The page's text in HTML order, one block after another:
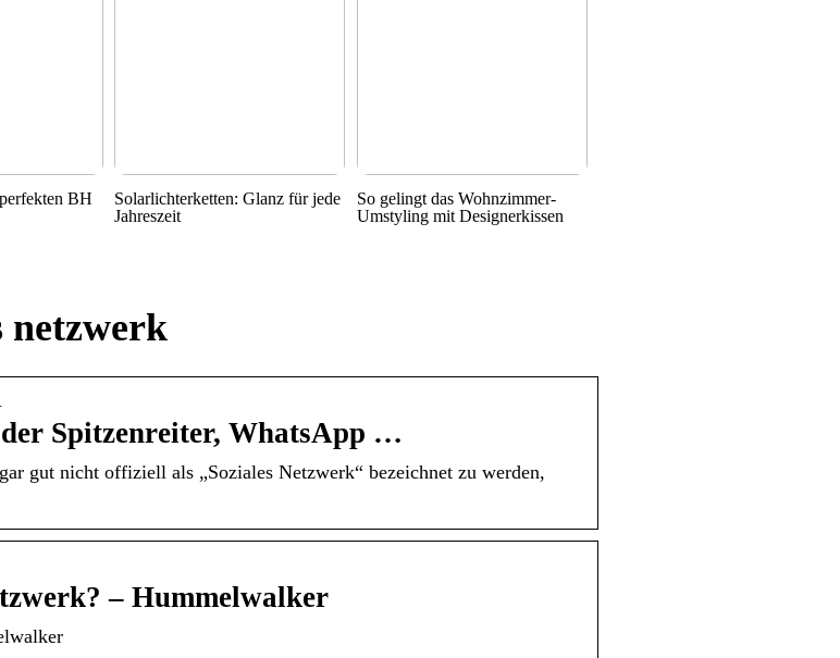
BH
Solarlichterketten: Glanz für jede
Jahreszeit
So gelingt das Wohnzimmer-
Umstyling mit Designerkissen
netzwerk
Spitzenreiter, WhatsApp …
gut nicht offiziell als „Soziales Netzwerk“ bezeichnet zu werden,
– Hummelwalker